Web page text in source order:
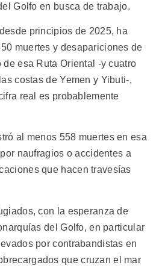
Golfo en busca de trabajo.
principios de 2025, ha
muertes y desapariciones de
de esa Ruta Oriental -y cuatro
costas de Yemen y Yibuti-,
real es probablemente
al menos 558 muertes en esa
naufragios o accidentes a
que hacen travesías
con la esperanza de
del Golfo, en particular
por contrabandistas en
que cruzan el mar